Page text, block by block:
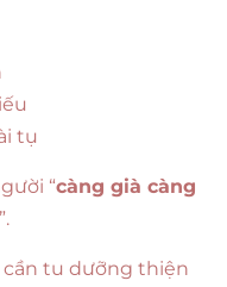
tụ
“càng già càng
”.
tu dưỡng thiện